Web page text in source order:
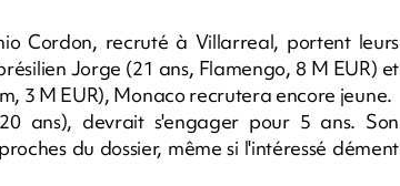
Cordon, recruté à Villarreal, portent leurs
Jorge (21 ans, Flamengo, 8 M EUR) et
3 M EUR), Monaco recrutera encore jeune.
ans), devrait s'engager pour 5 ans. Son
du dossier, même si l'intéressé dément